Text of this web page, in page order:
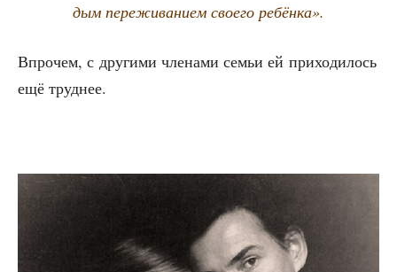
дым пере­жи­ва­ни­ем сво­е­го ребёнка».
Впро­чем, с дру­ги­ми чле­на­ми семьи ей при­хо­ди­лось
ещё труднее.